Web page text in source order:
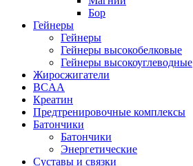
Бор
Гейнеры
Гейнеры
Гейнеры высокобелковые
Гейнеры высокоуглеводные
Жиросжигатели
BCAA
Креатин
Предтренировочные комплексы
Батончики
Батончики
Энергетические
Суставы и связки